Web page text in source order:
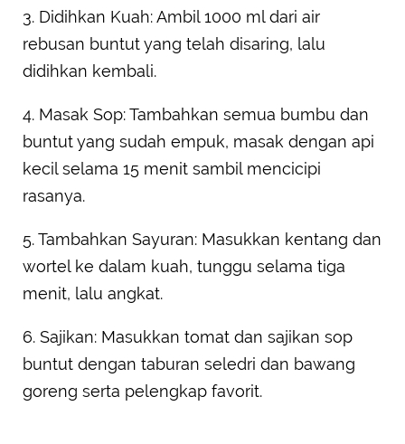
3. Didihkan Kuah: Ambil 1000 ml dari air
rebusan buntut yang telah disaring, lalu
didihkan kembali.
4. Masak Sop: Tambahkan semua bumbu dan
buntut yang sudah empuk, masak dengan api
kecil selama 15 menit sambil mencicipi
rasanya.
5. Tambahkan Sayuran: Masukkan kentang dan
wortel ke dalam kuah, tunggu selama tiga
menit, lalu angkat.
6. Sajikan: Masukkan tomat dan sajikan sop
buntut dengan taburan seledri dan bawang
goreng serta pelengkap favorit.